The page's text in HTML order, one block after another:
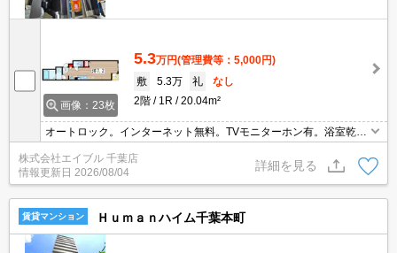
画像：23枚
5.3万円(管理費等：5,000円)
敷
5.3万 礼
なし
2階
1R 20.04m²
オートロック。インターネット無料。TVモニターホン有。浴室乾燥
機付。温水洗浄便座付き。独立洗面化粧台付き。セブンイレブンへ
88m。西友へ500m。ヨドバシカメラへ700m。仲介手数料家賃の5
5%。
株式会社エイブル 千葉店
情報更新日 2026/08/04
詳細を見る
賃貸マンション Ｈｕｍａｎハイム千葉本町